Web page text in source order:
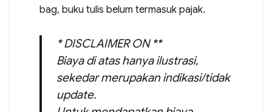
bag, buku tulis belum termasuk pajak.
* DISCLAIMER ON **
Biaya di atas hanya ilustrasi,
sekedar merupakan indikasi/tidak
update.